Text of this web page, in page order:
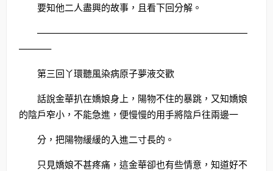
要知他二人盡興的故事，且看下回分解。
———————————————————————
———–
第三回丫環聽風染病原子夢液交歡
話說金華扒在嬌娘身上，陽物不住的暴跳，又知嬌娘
的陰戶窄小，不能急進，便慢慢的用手將陰戶往兩邊一
分，把陽物緩緩的入進二寸長的。
只見嬌娘不甚疼痛，這金華卻也有些情意，知道好不